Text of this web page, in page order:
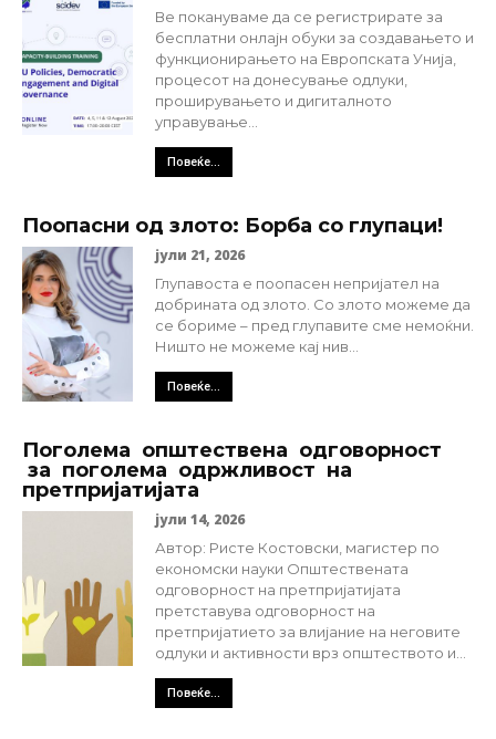
Ве покануваме да се регистрирате за
бесплатни онлајн обуки за создавањето и
функционирањето на Европската Унија,
процесот на донесување одлуки,
проширувањето и дигиталното
управување...
Повеќе...
Поопасни од злото: Борба со глупаци!
јули 21, 2026
Глупавоста е поопасен непријател на
добрината од злото. Со злото можеме да
се бориме – пред глупавите сме немоќни.
Ништо не можеме кај нив...
Повеќе...
Поголема општествена одговорност
за поголема одржливост на
претпријатијата
јули 14, 2026
Автор: Ристе Костовски, магистер по
економски науки Општествената
одговорност на претпријатијата
претставува одговорност на
претпријатието за влијание на неговите
одлуки и активности врз општеството и...
Повеќе...